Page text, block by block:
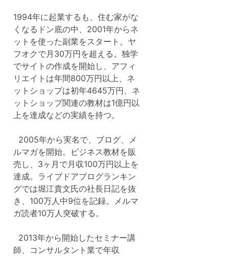
1994年に起業するも、住む家がな
くなるドン底の中、2001年からネ
ットを使った副業をスタート。ヤ
フオクで月30万円を超える。独学
でサイトの作成を開始し、アフィ
リエイトは年間800万円以上、ネ
ットショップは初年4645万円、ネ
ットショップ関連の教材は1億円以
上を達成などの実績を持つ。
2005年から実名で、ブログ、メ
ルマガを開始。ビジネス教材を販
売し、3ヶ月で月収100万円以上を
達成。ライブドアブログランキン
グでは堀江貴文氏の社長日記を抜
き、100万人中9位を記録。メルマ
ガ読者10万人突破する。
2013年から開始したセミナー講
師、コンサルタント業で年収